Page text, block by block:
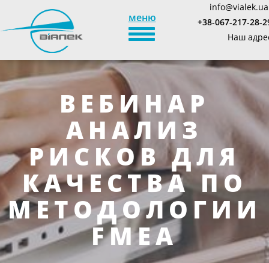
меню
TOGGLE_NAVIGATION
info@vialek.ua
+38-067-217-28-
Наш
ВЕБИНАР
АНАЛИЗ
РИСКОВ ДЛЯ
КАЧЕСТВА ПО
МЕТОДОЛОГИИ
FMEA